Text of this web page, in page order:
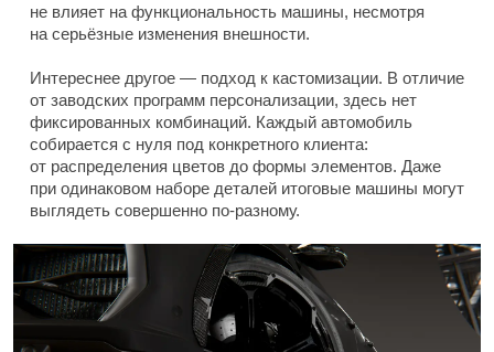
не влияет на функциональность машины, несмотря
на серьёзные изменения внешности.
Интереснее другое — подход к кастомизации. В отличие
от заводских программ персонализации, здесь нет
фиксированных комбинаций. Каждый автомобиль
собирается с нуля под конкретного клиента:
от распределения цветов до формы элементов. Даже
при одинаковом наборе деталей итоговые машины могут
выглядеть совершенно по-разному.